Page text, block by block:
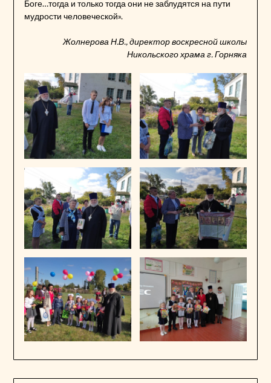
Боге…тогда и только тогда они не заблудятся на пути
мудрости человеческой».
Жолнерова Н.В., директор воскресной школы
Никольского храма г. Горняка